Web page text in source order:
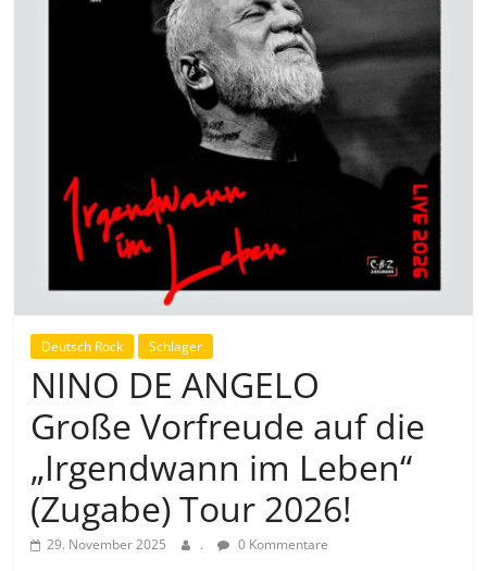
Deutsch Rock Schlager
NINO DE ANGELO
Große Vorfreude auf die
„Irgendwann im Leben“
(Zugabe) Tour 2026!
29. November 2025 . 0 Kommentare